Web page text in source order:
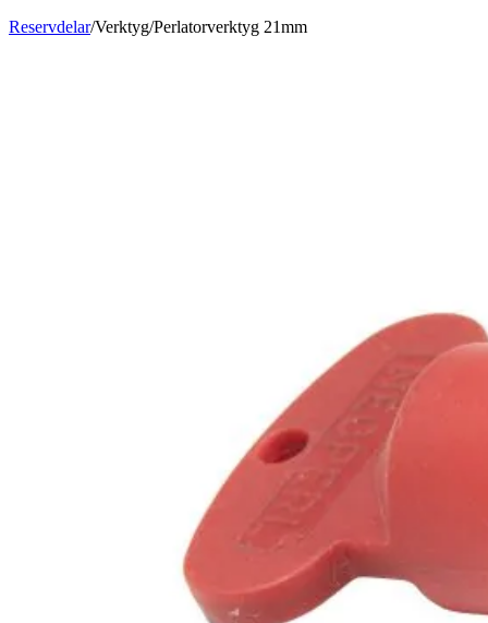
Reservdelar/Verktyg/Perlatorverktyg 21mm